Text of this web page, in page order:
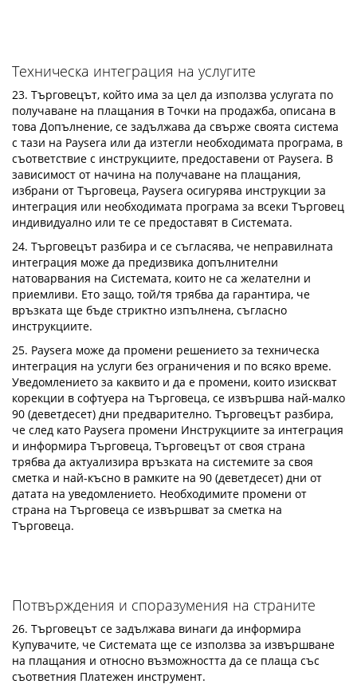
Техническа интеграция на услугите
23. Търговецът, който има за цел да използва услугата по
получаване на плащания в Точки на продажба, описана в
това Допълнение, се задължава да свърже своята система
с тази на Paysera или да изтегли необходимата програма, в
съответствие с инструкциите, предоставени от Paysera. В
зависимост от начина на получаване на плащания,
избрани от Търговеца, Paysera осигурява инструкции за
интеграция или необходимата програма за всеки Търговец
индивидуално или те се предоставят в Системата.
24. Търговецът разбира и се съгласява, че неправилната
интеграция може да предизвика допълнителни
натоварвания на Системата, които не са желателни и
приемливи. Ето защо, той/тя трябва да гарантира, че
връзката ще бъде стриктно изпълнена, съгласно
инструкциите.
25. Paysera може да промени решението за техническа
интеграция на услуги без ограничения и по всяко време.
Уведомлението за каквито и да е промени, които изискват
корекции в софтуера на Търговеца, се извършва най-малко
90 (деветдесет) дни предварително. Търговецът разбира,
че след като Paysera промени Инструкциите за интеграция
и информира Търговеца, Търговецът от своя страна
трябва да актуализира връзката на системите за своя
сметка и най-късно в рамките на 90 (деветдесет) дни от
датата на уведомлението. Необходимите промени от
страна на Търговеца се извършват за сметка на
Търговеца.
Потвърждения и споразумения на страните
26. Търговецът се задължава винаги да информира
Купувачите, че Системата ще се използва за извършване
на плащания и относно възможността да се плаща със
съответния Платежен инструмент.